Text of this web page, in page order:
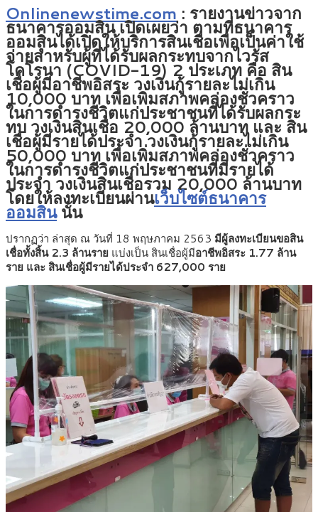
Onlinenewstime.com : รายงานข่าวจาก
ธนาคารออมสิน เปิดเผยว่า ตามที่ธนาคาร
ออมสินได้เปิดให้บริการสินเชื่อเพื่อเป็นค่าใช้
จ่ายสำหรับผู้ที่ได้รับผลกระทบจากไวรัส
โคโรนา (COVID-19) 2 ประเภท คือ สิน
เชื่อผู้มีอาชีพอิสระ วงเงินกู้รายละไม่เกิน
10,000 บาท เพื่อเพิ่มสภาพคล่องชั่วคราว
ในการดำรงชีวิตแก่ประชาชนที่ได้รับผลกระ
ทบ วงเงินสินเชื่อ 20,000 ล้านบาท และ สิน
เชื่อผู้มีรายได้ประจำ วงเงินกู้รายละไม่เกิน
50,000 บาท เพื่อเพิ่มสภาพคล่องชั่วคราว
ในการดำรงชีวิตแก่ประชาชนที่มีรายได้
ประจำ วงเงินสินเชื่อรวม 20,000 ล้านบาท
โดยให้ลงทะเบียนผ่านเว็บไซต์ธนาคาร
ออมสินนั้น
ปรากฏว่า ล่าสุด ณ วันที่ 18 พฤษภาคม 2563 มีผู้ลงทะเบียนขอสิน
เชื่อทั้งสิ้น 2.3 ล้านราย แบ่งเป็น สินเชื่อผู้มีอาชีพอิสระ 1.77 ล้าน
ราย และ สินเชื่อผู้มีรายได้ประจำ 627,000 ราย